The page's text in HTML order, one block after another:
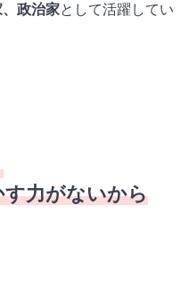
、政治家として活躍してい
力がないから